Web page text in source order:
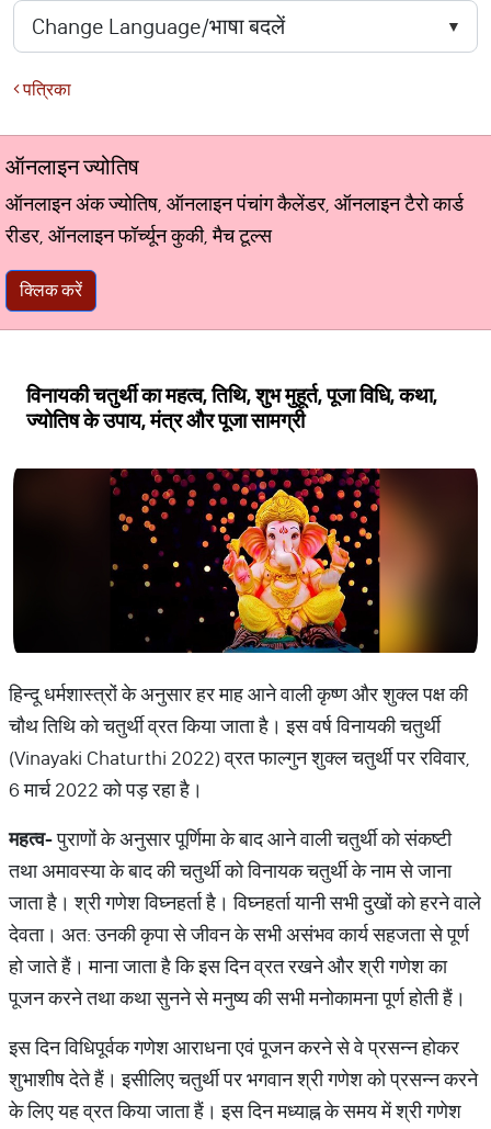
पत्रिका
ऑनलाइन ज्योतिष
ऑनलाइन अंक ज्योतिष, ऑनलाइन पंचांग कैलेंडर, ऑनलाइन टैरो कार्ड
रीडर, ऑनलाइन फॉर्च्यून कुकी, मैच टूल्स
क्लिक करें
विनायकी चतुर्थी का महत्व, तिथि, शुभ मुहूर्त, पूजा विधि, कथा,
ज्योतिष के उपाय, मंत्र और पूजा सामग्री
हिन्दू धर्मशास्त्रों के अनुसार हर माह आने वाली कृष्ण और शुक्ल पक्ष की
चौथ तिथि को चतुर्थी व्रत किया जाता है। इस वर्ष विनायकी चतुर्थी
(Vinayaki Chaturthi 2022) व्रत फाल्गुन शुक्ल चतुर्थी पर रविवार,
6 मार्च 2022 को पड़ रहा है।
महत्व-पुराणों के अनुसार पूर्णिमा के बाद आने वाली चतुर्थी को संकष्टी
तथा अमावस्या के बाद की चतुर्थी को विनायक चतुर्थी के नाम से जाना
जाता है। श्री गणेश विघ्नहर्ता है। विघ्नहर्ता यानी सभी दुखों को हरने वाले
देवता। अत: उनकी कृपा से जीवन के सभी असंभव कार्य सहजता से पूर्ण
हो जाते हैं। माना जाता है कि इस दिन व्रत रखने और श्री गणेश का
पूजन करने तथा कथा सुनने से मनुष्य की सभी मनोकामना पूर्ण होती हैं।
इस दिन विधिपूर्वक गणेश आराधना एवं पूजन करने से वे प्रसन्न होकर
शुभाशीष देते हैं। इसीलिए चतुर्थी पर भगवान श्री गणेश को प्रसन्न करने
के लिए यह व्रत किया जाता हैं। इस दिन मध्याह्न के समय में श्री गणेश